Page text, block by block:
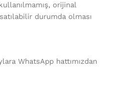
orijinal
durumda olması
WhatsApp hattımızdan